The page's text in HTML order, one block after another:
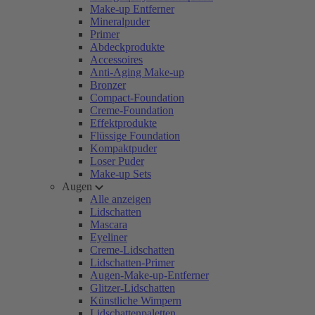
Make-up Entferner
Mineralpuder
Primer
Abdeckprodukte
Accessoires
Anti-Aging Make-up
Bronzer
Compact-Foundation
Creme-Foundation
Effektprodukte
Flüssige Foundation
Kompaktpuder
Loser Puder
Make-up Sets
Augen
Alle anzeigen
Lidschatten
Mascara
Eyeliner
Creme-Lidschatten
Lidschatten-Primer
Augen-Make-up-Entferner
Glitzer-Lidschatten
Künstliche Wimpern